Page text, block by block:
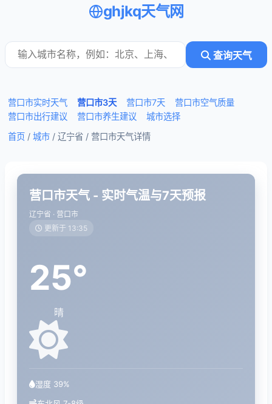
ghjkq天气网
查询天气
营口市实时天气 营口市3天 营口市7天
营口市空气质量
营口市出行建议
营口市养生建议
城市选择
首页 / 城市 / 辽宁省 / 营口市天气详情
营口市天气 - 实时气温与7天预报
辽宁省 · 营口市
更新于 13:35
25°
晴
湿度 39%